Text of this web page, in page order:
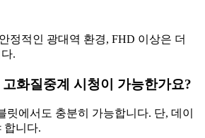
정적인 광대역 환경, FHD 이상은 더
.
화질중계 시청이 가능한가요?
릿에서도 충분히 가능합니다. 단, 데이
합니다.